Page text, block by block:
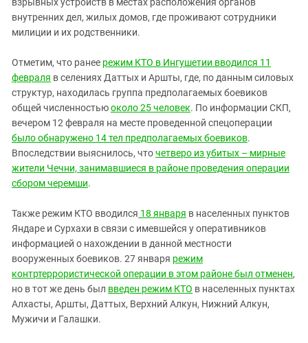
внутренних дел, жилых домов, где проживают сотрудники
милиции и их родственники.
Отметим, что ранее режим КТО в Ингушетии вводился 11
февраля в селениях Даттых и Аршты, где, по данным силовых
структур, находилась группа предполагаемых боевиков
общей численностьюоколо 25 человек. По информации СКП,
вечером 12 февраля на месте проведенной спецоперации
было обнаружено 14 тел предполагаемых боевиков.
Впоследствии выяснилось, чточетверо из убитых – мирные
жители Чечни, занимавшиеся в районе проведения операции
сбором черемши.
Также режим КТО вводился 18 января в населенных пунктов
Яндаре и Сурхахи в связи с имевшейся у оперативников
информацией о нахождении в данной местности
вооруженных боевиков. 27 января режим
контртеррористической операции в этом районе был отменен,
но в тот же день был введен режим КТО в населенных пунктах
Алхасты, Аршты, Даттых, Верхний Алкун, Нижний Алкун,
Мужичи и Галашки.